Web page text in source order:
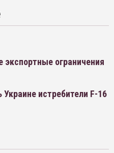
экспортные ограничения
истребители F-16